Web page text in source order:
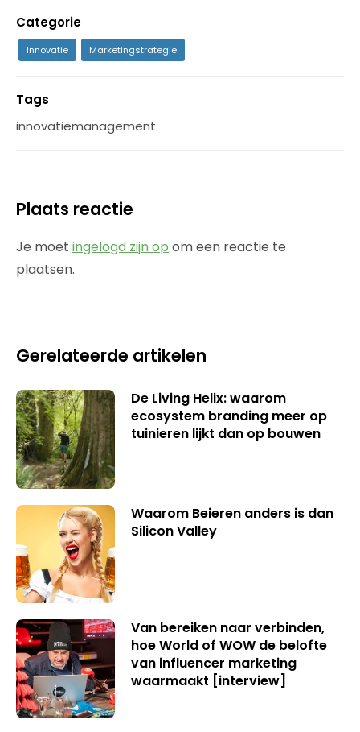
Categorie
Innovatie Marketingstrategie
Tags
innovatiemanagement
Plaats reactie
Je moet ingelogd zijn op om een reactie te
plaatsen.
Gerelateerde artikelen
De Living Helix: waarom
ecosystem branding meer op
tuinieren lijkt dan op bouwen
Waarom Beieren anders is dan
Silicon Valley
Van bereiken naar verbinden,
hoe World of WOW de belofte
van influencer marketing
waarmaakt [interview]